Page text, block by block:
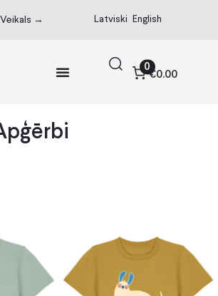
Veikals → Latviski English
0
€0.00